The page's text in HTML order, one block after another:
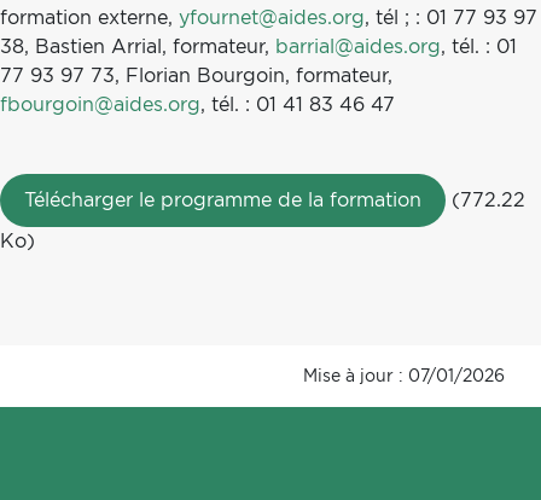
formation externe, yfournet@aides.org, tél ; : 01 77 93 97
38, Bastien Arrial, formateur, barrial@aides.org, tél. : 01
77 93 97 73, Florian Bourgoin, formateur,
fbourgoin@aides.org, tél. : 01 41 83 46 47
Télécharger le programme de la formation
(772.22
Ko)
Mise à jour : 07/01/2026